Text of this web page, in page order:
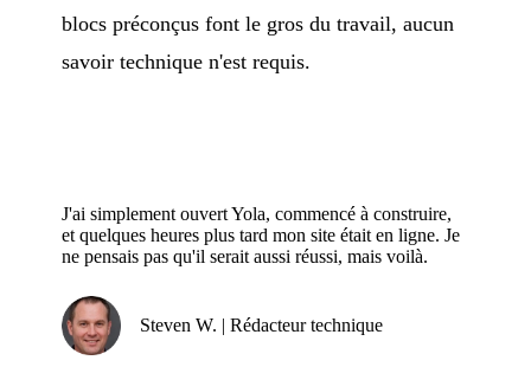
blocs préconçus font le gros du travail, aucun
savoir technique n'est requis.
J'ai simplement ouvert Yola, commencé à construire,
et quelques heures plus tard mon site était en ligne. Je
ne pensais pas qu'il serait aussi réussi, mais voilà.
Steven W. | Rédacteur technique